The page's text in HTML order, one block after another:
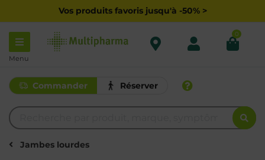
Vos produits favoris jusqu'à -50% >
Menu
0
Commander Réserver
Jambes lourdes